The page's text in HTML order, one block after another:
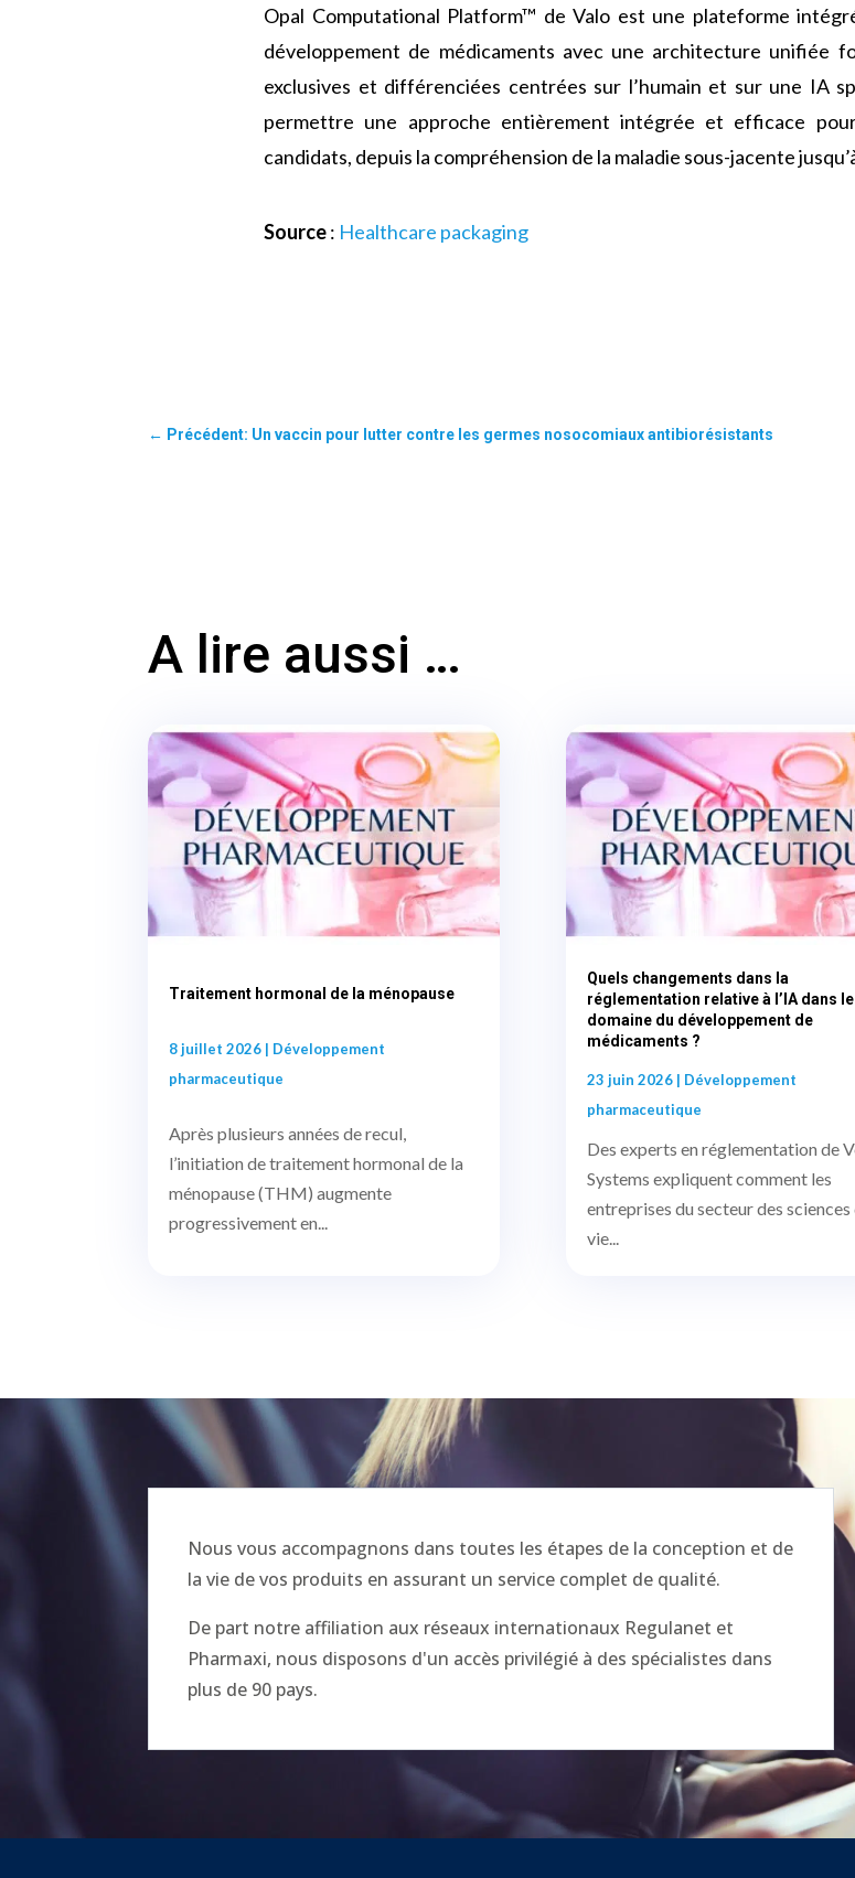
Opal Computational Platform™ de Valo est une plateforme
développement de médicaments avec une architecture unifiée
exclusives et différenciées centrées sur l’humain et sur une IA
permettre une approche entièrement intégrée et efficace
candidats, depuis la compréhension de la maladie sous-jacente
Source: Healthcare packaging
← Précédent: Un vaccin pour lutter contre les germes nosocomiaux antibiorésistants
A lire aussi …
Traitement hormonal de la ménopause
8 juillet 2026 | Développement
pharmaceutique
Après plusieurs années de recul,
l’initiation de traitement hormonal de la
ménopause (THM) augmente
progressivement en...
Quels changements dans la
réglementation relative à l’IA dans le
domaine du développement de
médicaments ?
23 juin 2026| Développement
pharmaceutique
Des experts en réglementation de
Systems expliquent comment les
entreprises du secteur des sciences
vie...
Nous vous accompagnons dans toutes les étapes de la conception et de
la vie de vos produits en assurant un service complet de qualité.
De part notre affiliation aux réseaux internationaux Regulanet et
Pharmaxi, nous disposons d'un accès privilégié à des spécialistes dans
plus de 90 pays.